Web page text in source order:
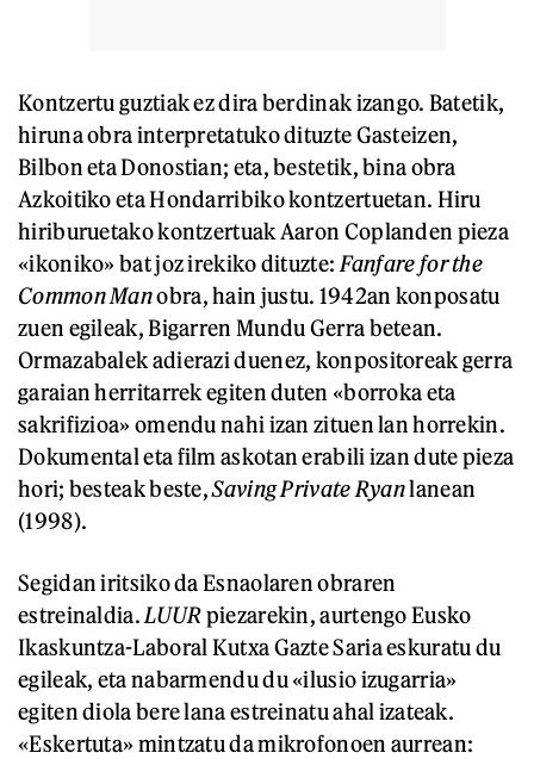
Kontzertu guztiak ez dira berdinak izango. Batetik,
hiruna obra interpretatuko dituzte Gasteizen,
Bilbon eta Donostian; eta, bestetik, bina obra
Azkoitiko eta Hondarribiko kontzertuetan. Hiru
hiriburuetako kontzertuak Aaron Coplanden pieza
«ikoniko» bat joz irekiko dituzte: Fanfare for the
Common Manobra, hain justu. 1942an konposatu
zuen egileak, Bigarren Mundu Gerra betean.
Ormazabalek adierazi duenez, konpositoreak gerra
garaian herritarrek egiten duten «borroka eta
sakrifizioa» omendu nahi izan zituen lan horrekin.
Dokumental eta film askotan erabili izan dute pieza
hori; besteak beste,Saving Private Ryanlanean
(1998).
Segidan iritsiko da Esnaolaren obraren
estreinaldia. LUURpiezarekin, aurtengo Eusko
Ikaskuntza-Laboral Kutxa Gazte Saria eskuratu du
egileak, eta nabarmendu du «ilusio izugarria»
egiten diola bere lana estreinatu ahal izateak.
«Eskertuta» mintzatu da mikrofonoen aurrean: